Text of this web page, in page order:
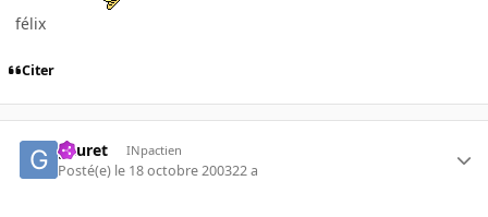
félix
Citer
gauret INpactien
Posté(e) le 18 octobre 200322 a